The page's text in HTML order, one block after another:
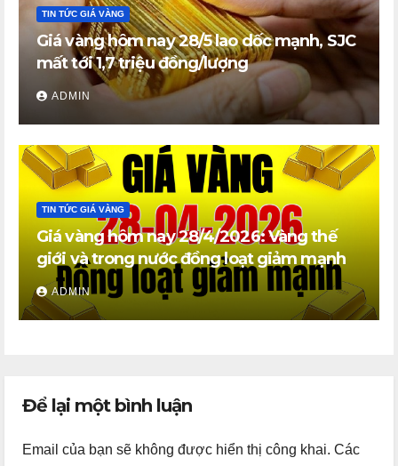
TIN TỨC GIÁ VÀNG
Giá vàng hôm nay 28/5 lao dốc mạnh, SJC
mất tới 1,7 triệu đồng/lượng
ADMIN
TIN TỨC GIÁ VÀNG
Giá vàng hôm nay 28/4/2026: Vàng thế
giới và trong nước đồng loạt giảm mạnh
ADMIN
Để lại một bình luận
Email của bạn sẽ không được hiển thị công khai. Các